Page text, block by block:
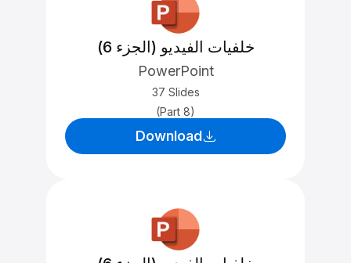
خلفيات الفيديو (الجزء 6)
PowerPoint
37 Slides
(Part 8)
Download